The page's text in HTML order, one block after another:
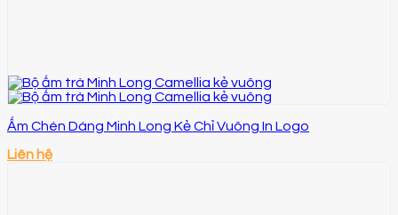
Ấm Chén Dáng Minh Long Kẻ Chỉ Vuông In Logo
Liên hệ